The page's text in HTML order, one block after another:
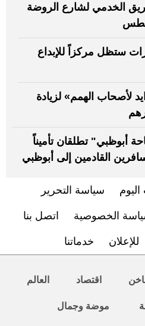
الخدمي لشارع الروضة
ستظل مركزاً للإبداع
لأصحاب الهمم» لزيادة
أبوظبي" تطلقان تأميناً
القادمين إلى أبوظبي
سياسة التحرير
الخصوصية اتصل بنا
للإعلان خدماتنا
اقتصاد العالم
موضة وجمال